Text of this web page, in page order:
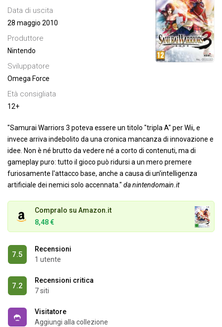
Data di uscita
28 maggio 2010
Produttore
Nintendo
Sviluppatore
Omega Force
Età consigliata
12+
"Samurai Warriors 3 poteva essere un titolo "tripla A" per Wii, e
invece arriva indebolito da una cronica mancanza di innovazione e
idee. Non è né brutto da vedere né a corto di contenuti, ma di
gameplay puro: tutto il gioco può ridursi a un mero premere
furiosamente l'attacco base, anche a causa di un'intelligenza
artificiale dei nemici solo accennata." da nintendomain.it
Compralo su Amazon.it
8,48 €
7.5
Recensioni
1 utente
7.2
Recensioni critica
7 siti
Visitatore
Aggiungi alla collezione